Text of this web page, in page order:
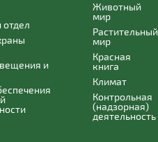
отдел
и
Животный
мир
Растительный
мир
Красная
книга
Климат
Контрольная
(надзорная)
деятельность